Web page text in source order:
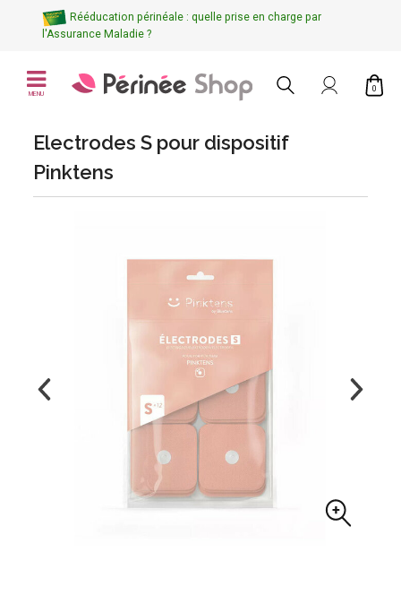
Rééducation périnéale : quelle prise en charge par
l'Assurance Maladie ?
MENU
0
Electrodes S pour dispositif
Pinktens